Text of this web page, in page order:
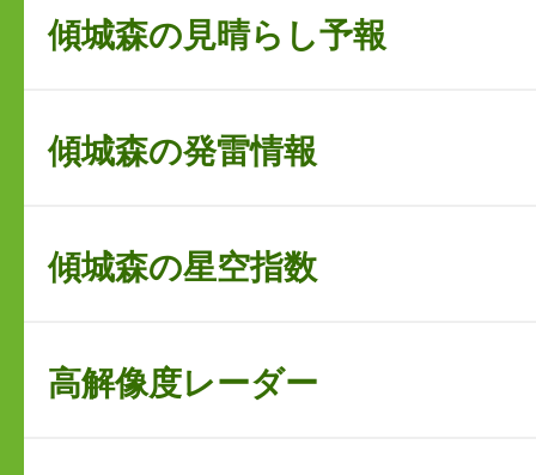
傾城森の見晴らし予報
傾城森の発雷情報
傾城森の星空指数
高解像度レーダー